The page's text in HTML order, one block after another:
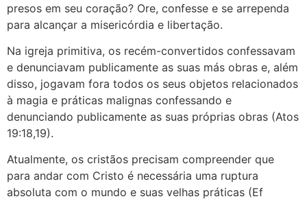
presos em seu coração? Ore, confesse e se arrependa
para alcançar a misericórdia e libertação.
Na igreja primitiva, os recém-convertidos confessavam
e denunciavam publicamente as suas más obras e, além
disso, jogavam fora todos os seus objetos relacionados
à magia e práticas malignas confessando e
denunciando publicamente as suas próprias obras (Atos
19:18,19).
Atualmente, os cristãos precisam compreender que
para andar com Cristo é necessária uma ruptura
absoluta com o mundo e suas velhas práticas (Ef